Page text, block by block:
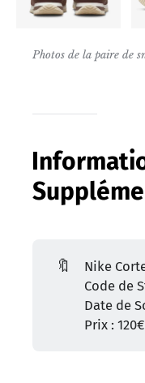
Photos de la paire de
🔖
Nike
Code de
Date de
Prix : 120€